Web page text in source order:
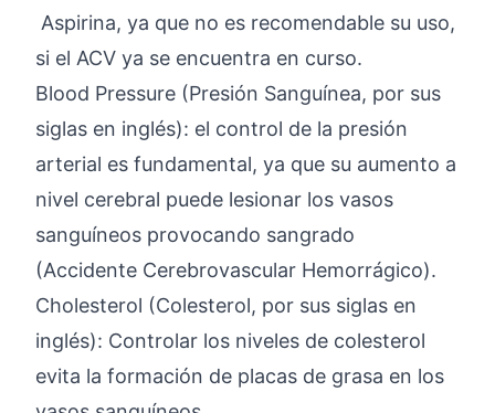
Aspirina, ya que no es recomendable su uso,
si el ACV ya se encuentra en curso.
Blood Pressure (Presión Sanguínea, por sus
siglas en inglés): el control de la presión
arterial es fundamental, ya que su aumento a
nivel cerebral puede lesionar los vasos
sanguíneos provocando sangrado
(Accidente Cerebrovascular Hemorrágico).
Cholesterol (Colesterol, por sus siglas en
inglés): Controlar los niveles de colesterol
evita la formación de placas de grasa en los